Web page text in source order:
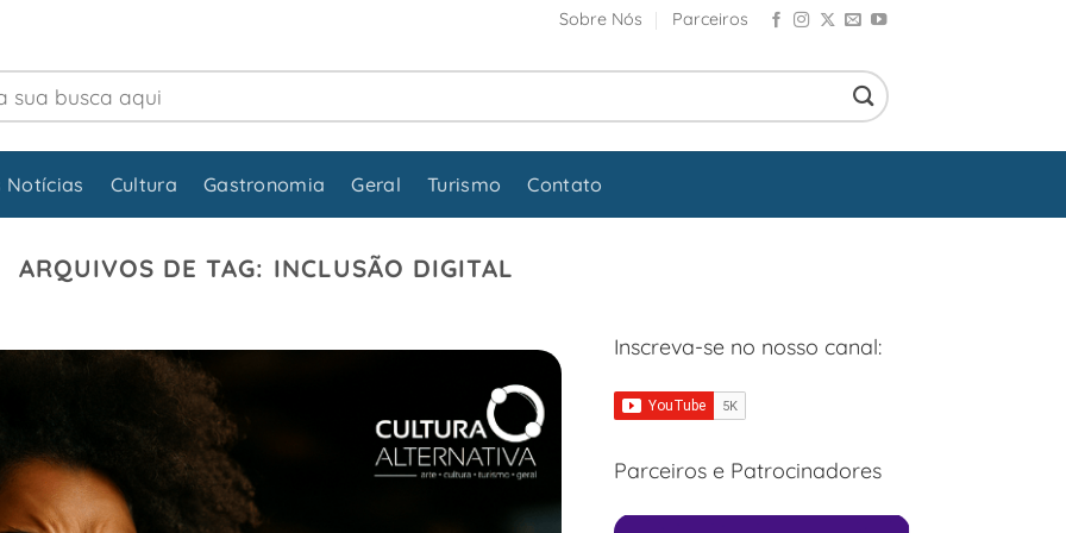
Sobre Nós Parceiros
Notícias Cultura Gastronomia Geral Turismo Contato
ARQUIVOS DE TAG: INCLUSÃO DIGITAL
Inscreva-se no nosso canal:
Parceiros e Patrocinadores